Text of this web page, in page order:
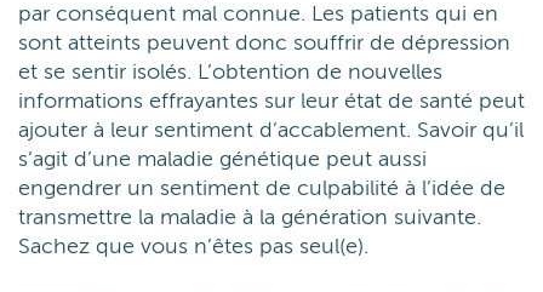
par conséquent mal connue. Les patients qui en
sont atteints peuvent donc souffrir de dépression
et se sentir isolés. L’obtention de nouvelles
informations effrayantes sur leur état de santé peut
ajouter à leur sentiment d’accablement. Savoir qu’il
s’agit d’une maladie génétique peut aussi
engendrer un sentiment de culpabilité à l’idée de
transmettre la maladie à la génération suivante.
Sachez que vous n’êtes pas seul(e).